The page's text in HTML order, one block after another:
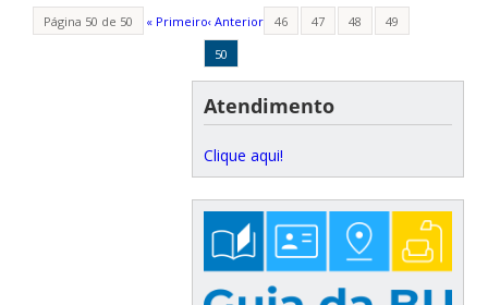
Página 50 de 50 « Primeiro‹ Anterior 46 47 48
49
50
Atendimento
Clique aqui!